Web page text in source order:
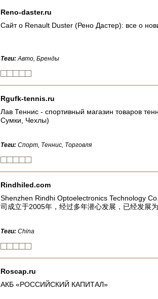
Reno-daster.ru
Сайт о Renault Duster (Рено Дастер): все о
Теги:Авто, Бренды
Rgufk-tennis.ru
Лав Теннис - спортивный магазин товаров
Сумки, Чехлы)
Теги: Спорт, Теннис, Торговля
Rindhiled.com
Shenzhen Rindhi Optoelectronics Technology
司成立于2005年，经过多年潜心发展，已经发展
Теги: China
Roscap.ru
АКБ «РОССИЙСКИЙ КАПИТАЛ»